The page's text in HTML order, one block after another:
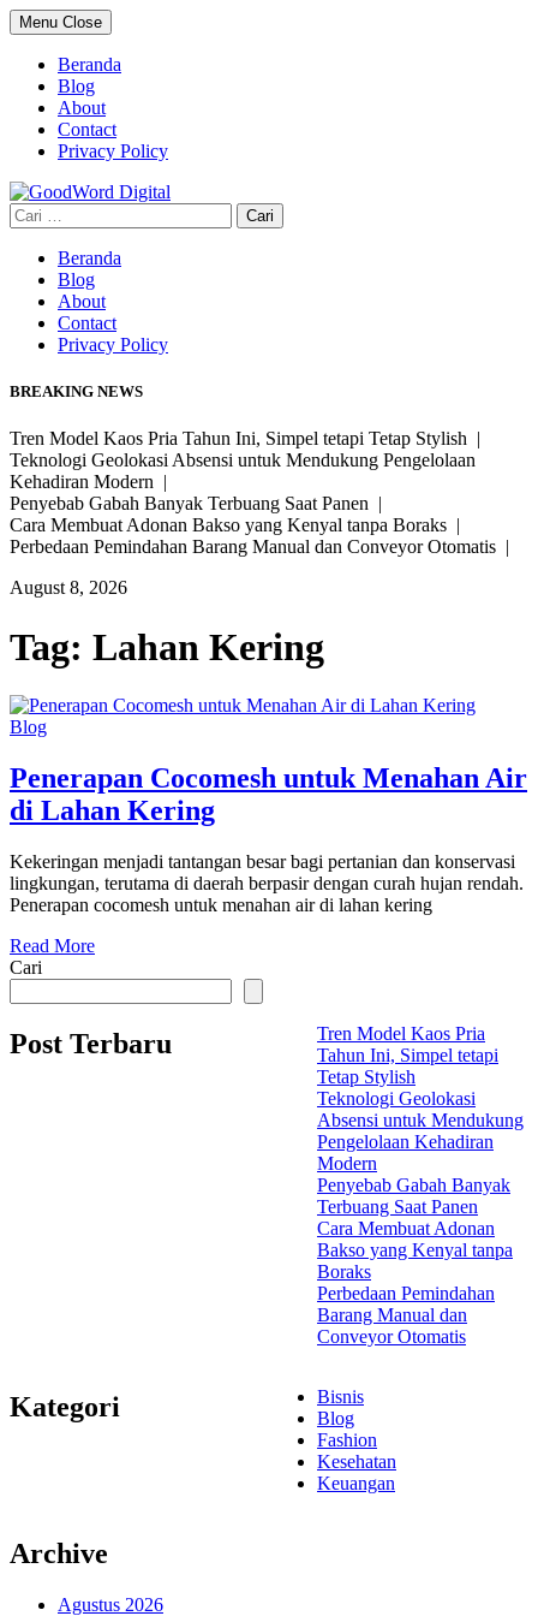
Skip
to
content
Menu Close
Beranda
Blog
About
Contact
Privacy Policy
Cari
untuk:
Beranda
Blog
About
Contact
Privacy Policy
BREAKING NEWS
Tren Model Kaos Pria Tahun Ini, Simpel tetapi Tetap Stylish |
Teknologi Geolokasi Absensi untuk Mendukung Pengelolaan
Kehadiran Modern |
Penyebab Gabah Banyak Terbuang Saat Panen |
Cara Membuat Adonan Bakso yang Kenyal tanpa Boraks |
Perbedaan Pemindahan Barang Manual dan Conveyor Otomatis |
August 8, 2026
Tag: Lahan Kering
Blog
Penerapan Cocomesh untuk Menahan Air
di Lahan Kering
Kekeringan menjadi tantangan besar bagi pertanian dan konservasi
lingkungan, terutama di daerah berpasir dengan curah hujan rendah.
Penerapan cocomesh untuk menahan air di lahan kering
Read More
Cari
Post Terbaru
Tren Model Kaos Pria
Tahun Ini, Simpel tetapi
Tetap Stylish
Teknologi Geolokasi
Absensi untuk Mendukung
Pengelolaan Kehadiran
Modern
Penyebab Gabah Banyak
Terbuang Saat Panen
Cara Membuat Adonan
Bakso yang Kenyal tanpa
Boraks
Perbedaan Pemindahan
Barang Manual dan
Conveyor Otomatis
Kategori
Bisnis
Blog
Fashion
Kesehatan
Keuangan
Archive
Agustus 2026